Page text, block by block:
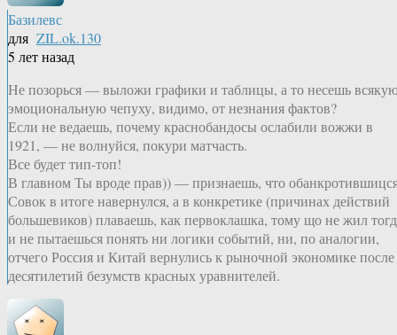
Базилевс
для ZIL.ok.130
5 лет назад
Не позорься — выложи графики и таблицы, а то несешь
эмоциональную чепуху, видимо, от незнания фактов?
Если не ведаешь, почему краснобандосы ослабили вожжи в
1921, — не волнуйся, покури матчасть.
Все будет тип-топ!
В главном Ты вроде прав)) — признаешь, что
Совок в итоге навернулся, а в конкретике (причинах действий
большевиков) плаваешь, как первоклашка, тому що не жил
и не пытаешься понять ни логики событий, ни, по аналогии,
отчего Россия и Китай вернулись к рыночной экономике после
десятилетий безумств красных уравнителей.